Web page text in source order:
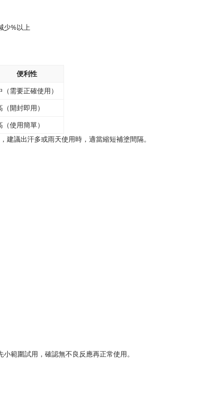
少%以上
便利性
（需要正確使用）
（開封即用）
（使用簡單）
建議出汗多或雨天使用時，適當縮短補塗間隔。
範圍試用，確認無不良反應再正常使用。